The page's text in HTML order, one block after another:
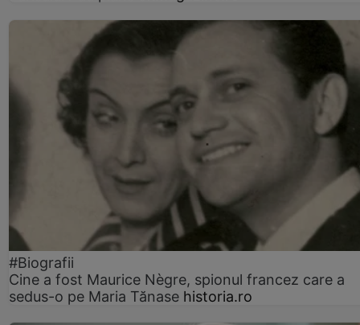
#Biografii
Cine a fost Maurice Nègre, spionul francez care a
sedus-o pe Maria Tănase historia.ro